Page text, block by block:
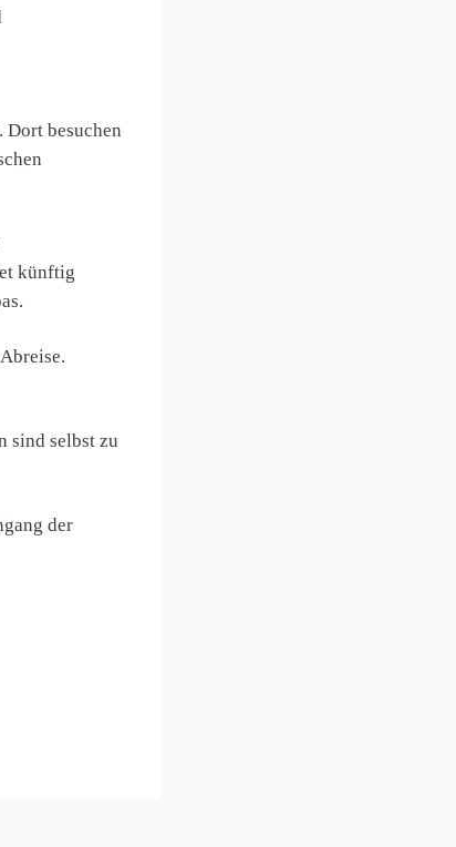
Dort besuchen
künftig
sind selbst zu
der